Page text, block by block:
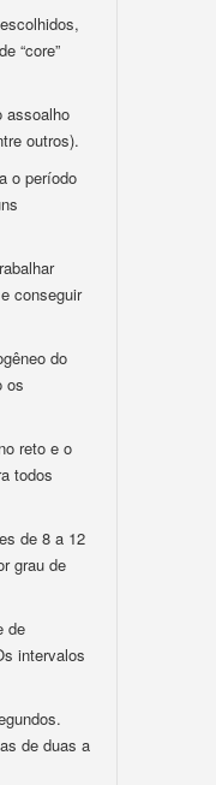
“core”
assoalho
outros).
o período
conseguir
do
os
reto e o
todos
de 8 a 12
grau de
de
intervalos
de duas a